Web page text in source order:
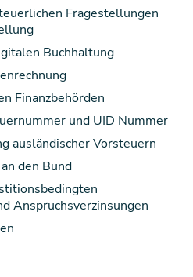
Fragestellungen
Buchhaltung
Finanzbehörden
und UID Nummer
ausländischer Vorsteuern
den Bund
Anspruchsverzinsungen